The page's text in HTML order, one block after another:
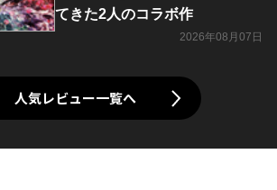
てきた2人のコラボ作
2026年08月07日
人気レビュー一覧へ